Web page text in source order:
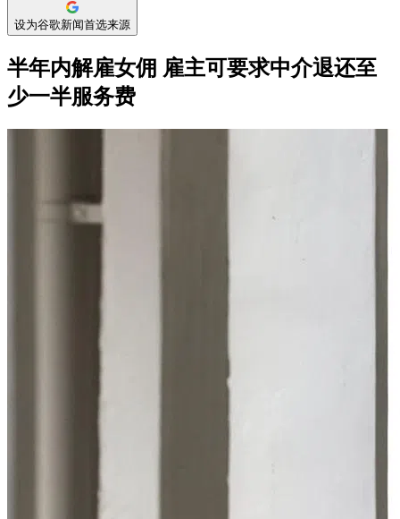
设为谷歌新闻首选来源
半年内解雇女佣 雇主可要求中介退还至
少一半服务费